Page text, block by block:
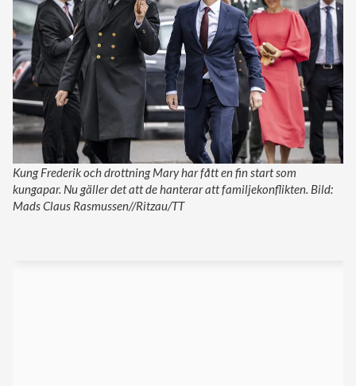
Kung Frederik och drottning Mary har fått en fin start som
kungapar. Nu gäller det att de hanterar att familjekonflikten. Bild:
Mads Claus Rasmussen//Ritzau/TT